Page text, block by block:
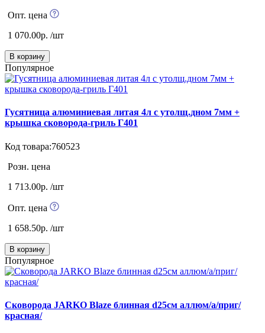
Опт. цена
1 070.00р. /шт
В корзину
Популярное
Гусятница алюминиевая литая 4л с утолщ.дном 7мм +
крышка сковорода-гриль Г401
Код товара:760523
Розн. цена
1 713.00р. /шт
Опт. цена
1 658.50р. /шт
В корзину
Популярное
Сковорода JARKO Blaze блинная d25см аллюм/а/приг/
красная/